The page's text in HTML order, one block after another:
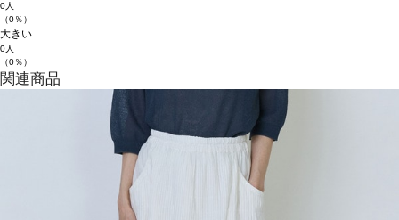
0人
（0％）
大きい
0人
（0％）
関連商品